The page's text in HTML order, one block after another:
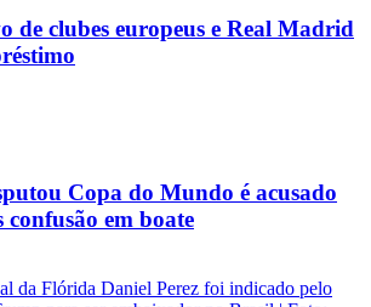
de clubes europeus e Real Madrid
Copa do Mundo é acusado
confusão em boate